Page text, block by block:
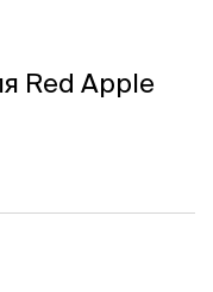
Red Apple